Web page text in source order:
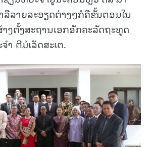
ລາຍລະອຽດຕ່າງໆກໍຄືຂັ້ນຕອນໃນ
ງຕັ້ງສະຖານເອກອັກຄະລັດຖະທູດ
ຳ ຕີມໍເລັດສະເຕ.